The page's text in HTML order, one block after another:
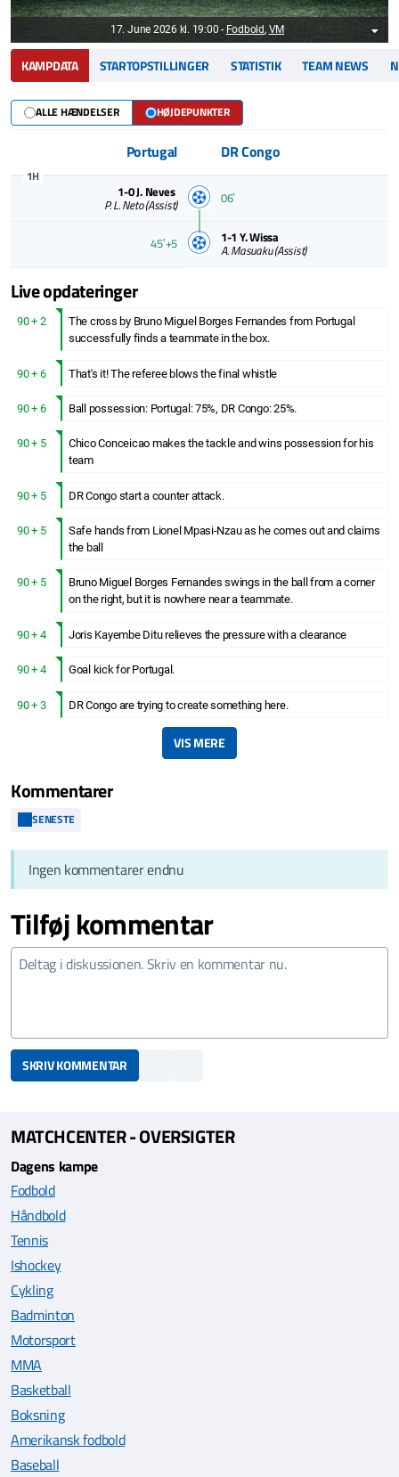
17. June 2026 kl. 19:00 - Fodbold, VM
KAMPDATA STARTOPSTILLINGER STATISTIK TEAM NEWS
ALLE HÆNDELSER HØJDEPUNKTER
Portugal DR Congo
1-0J. Neves
P. L. Neto(Assist)
1H
06ʼ
45ʼ+5 1-1 Y. Wissa
A. Masuaku(Assist)
Live opdateringer
90 + 2
The cross by Bruno Miguel Borges Fernandes from Portugal
successfully finds a teammate in the box.
90 + 6 That's it! The referee blows the final whistle
90 + 6 Ball possession: Portugal: 75%, DR Congo: 25%.
90 + 5
Chico Conceicao makes the tackle and wins possession for his
team
90 + 5 DR Congo start a counter attack.
90 + 5
Safe hands from Lionel Mpasi-Nzau as he comes out and claims
the ball
90 + 5
Bruno Miguel Borges Fernandes swings in the ball from a corner
on the right, but it is nowhere near a teammate.
90 + 4 Joris Kayembe Ditu relieves the pressure with a clearance
90 + 4 Goal kick for Portugal.
90 + 3 DR Congo are trying to create something here.
VIS MERE
Kommentarer
SENESTE
Ingen kommentarer endnu
Tilføj kommentar
SKRIV KOMMENTAR
MATCHCENTER - OVERSIGTER
Dagens kampe
Fodbold
Håndbold
Tennis
Ishockey
Cykling
Badminton
Motorsport
MMA
Basketball
Boksning
Amerikansk fodbold
Baseball